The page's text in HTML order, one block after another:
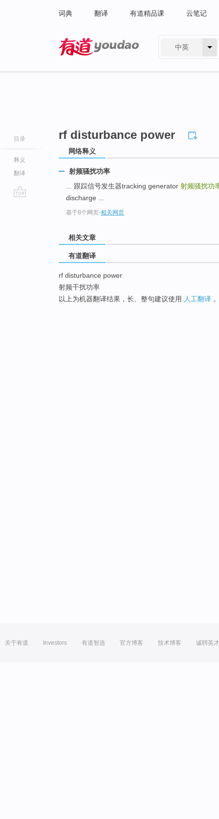
词典 翻译 有道精品课 云笔记
中英
目录
释义
翻译
rf disturbance power
网络释义
射频骚扰功率
... 跟踪信号发生器tracking generator 射频骚扰功
discharge ...
基于8个网页-相关网页
相关文章
有道翻译
rf disturbance power
射频干扰功率
以上为机器翻译结果，长、整句建议使用 人工翻译
关于有道 Investors 有道智选 官方博客 技术博客 诚聘英才